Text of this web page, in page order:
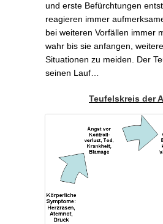
und erste Befürchtungen
reagieren immer
bei weiteren Vorfällen immer
wahr bis sie anfangen,
Situationen zu meiden. Der
seinen Lauf…
Teufelskreis der